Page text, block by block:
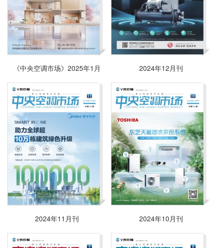
《中央空调市场》2025年1月 2024年12月刊
2024年11月刊 2024年10月刊